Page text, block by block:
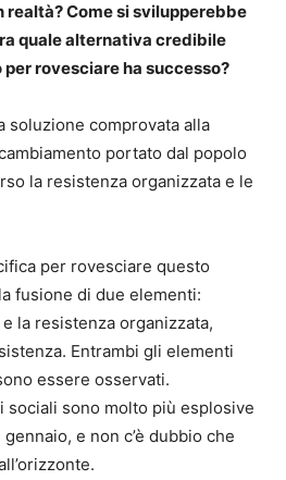
realtà? Come si svilupperebbe
quale alternativa credibile
rovesciare ha successo?
soluzione comprovata alla
portato dal popolo
la resistenza organizzata e le
per rovesciare questo
fusione di due elementi:
la resistenza organizzata,
Entrambi gli elementi
essere osservati.
sociali sono molto più esplosive
e non c’è dubbio che